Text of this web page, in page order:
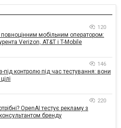
120
мобільним оператором:
Verizon, AT&T і T-Mobile
146
під контролю під час тестування: вони
220
OpenAI тестує рекламу з
бренду